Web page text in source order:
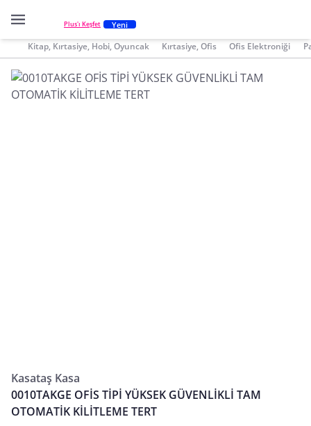
Plus'ı Keşfet Yeni
Kitap, Kırtasiye, Hobi, Oyuncak Kırtasiye, Ofis Ofis Elektroniği
Kasataş Kasa
0010TAKGE OFİS TİPİ YÜKSEK GÜVENLİKLİ TAM
OTOMATİK KİLİTLEME TERT